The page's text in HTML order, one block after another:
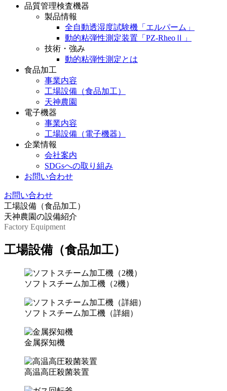
品質管理検査機器
製品情報
全自動透湿度試験機「エルパーム」
動的粘弾性測定装置「PZ-RheoⅡ」
技術・強み
動的粘弾性測定とは
食品加工
事業内容
工場設備（食品加工）
天神農園
電子機器
事業内容
工場設備（電子機器）
企業情報
会社案内
SDGsへの取り組み
お問い合わせ
お問い合わせ
工場設備（食品加工）
天神農園の設備紹介
Factory Equipment
工場設備（食品加工）
ソフトスチーム加工機（2機）
ソフトスチーム加工機（詳細）
金属探知機
高温高圧殺菌装置